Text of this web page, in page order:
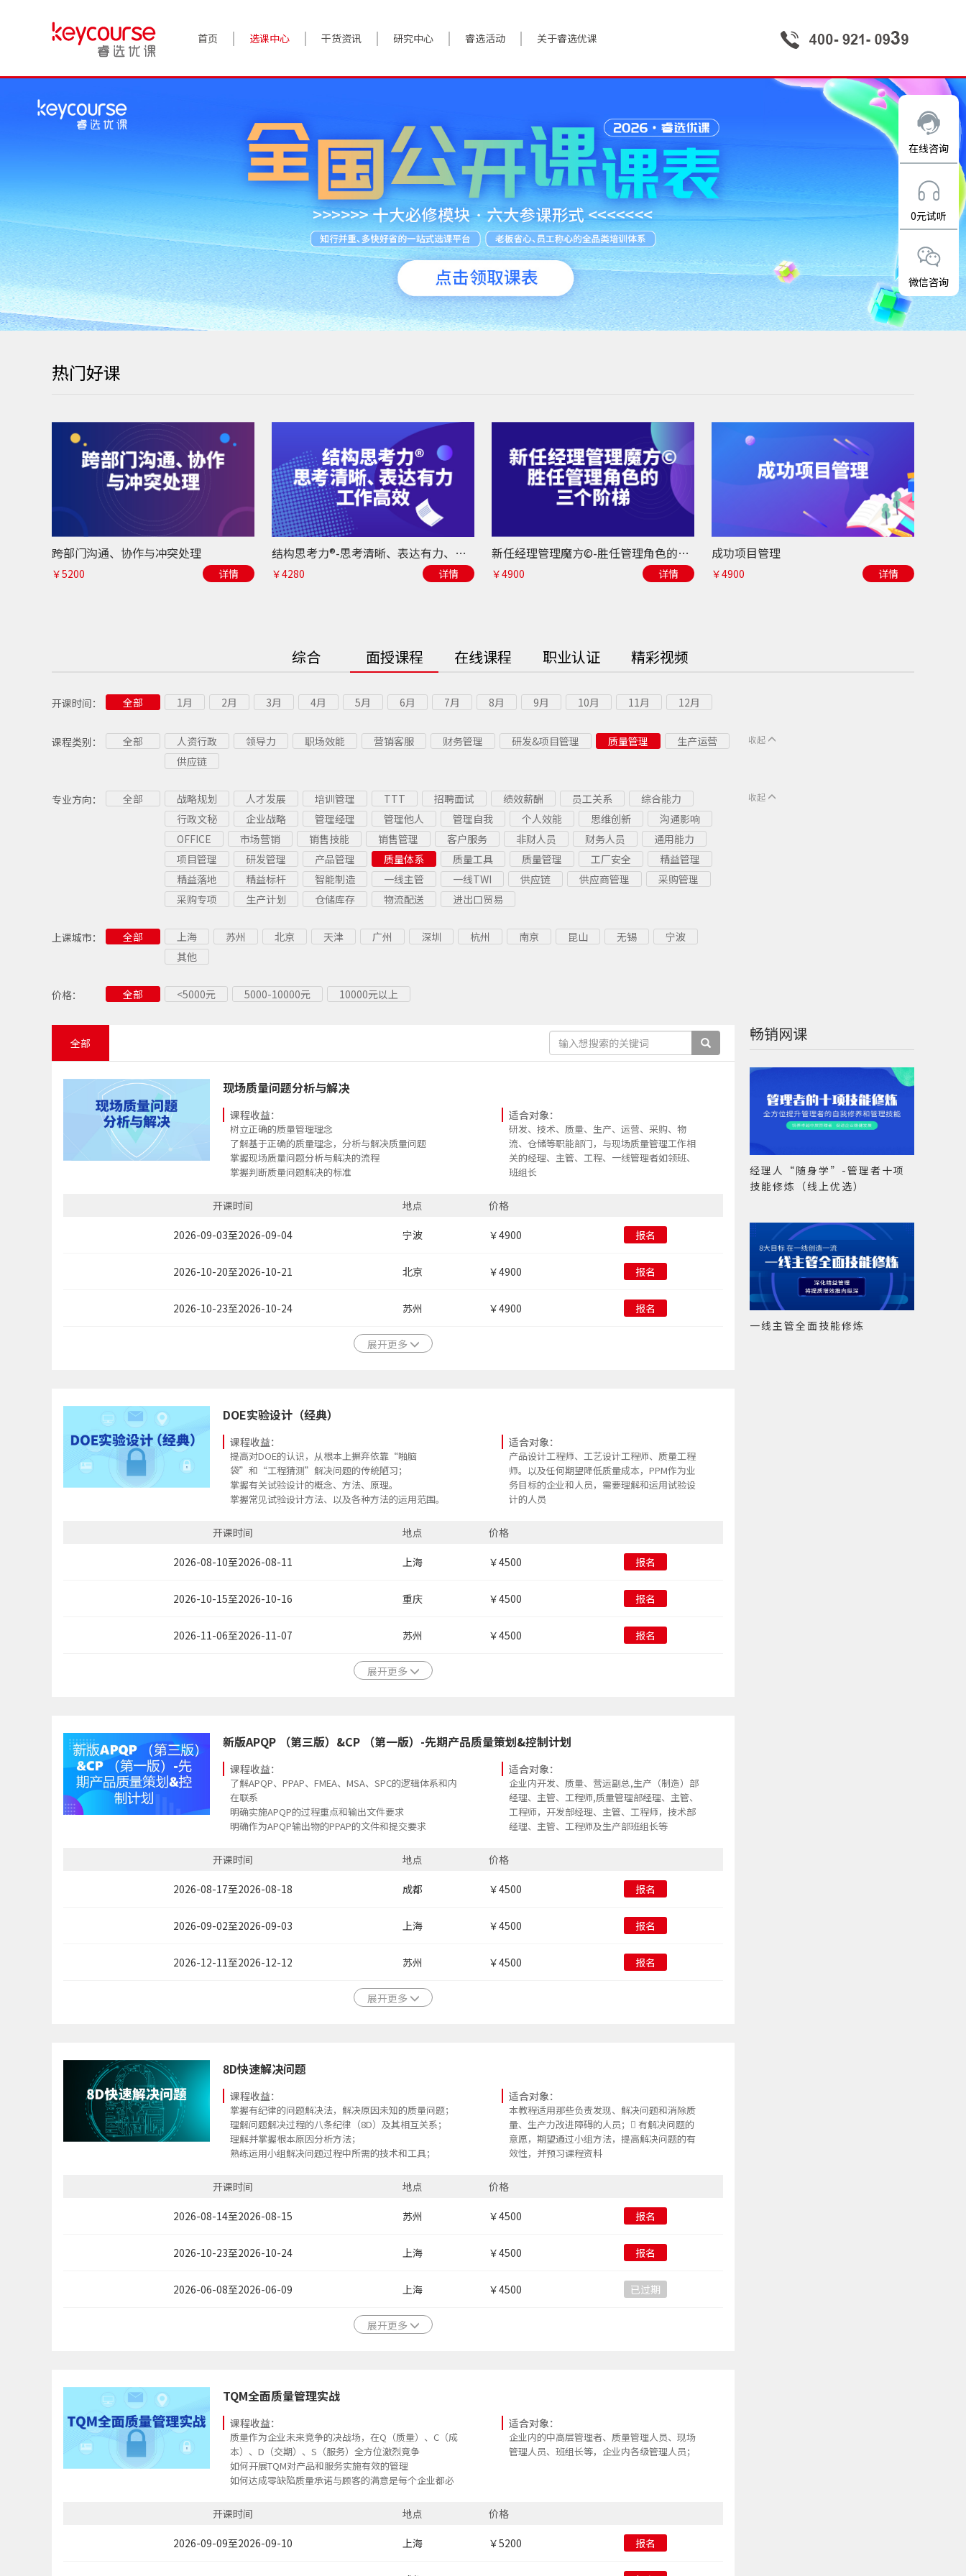
首页 选课中心 干货资讯
政策前沿
答疑精选
睿选视角
研究中心
研究报告
解决方案
数字化转型
睿选活动 关于睿选优课
在线咨询
0元试听
微信咨询
热门好课
跨部门沟通、协作与冲突处理
￥5200 详情
结构思考力®-思考清晰、表达有力、工作高效
￥4280 详情
新任经理管理魔方©-胜任管理角色的三个阶梯
￥4900 详情
成功项目管理
￥4900 详情
综合 面授课程 在线课程 职业认证 精彩视频
开课时间： 全部 1月 2月 3月 4月 5月 6月 7月 8月 9月 10月 11月 12月
课程类别： 全部 人资行政 领导力 职场效能 营销客服 财务管理 研发&项目管理 质量管理
生产运营
供应链
收起
专业方向： 全部 战略规划 人才发展 培训管理 TTT 招聘面试 绩效薪酬 员工关系
综合能力
行政文秘
企业战略 管理经理 管理他人 管理自我 个人效能 思维创新
沟通影响
OFFICE
市场营销 销售技能 销售管理 客户服务 非财人员 财务人员
通用能力
项目管理
研发管理 产品管理 质量体系 质量工具 质量管理 工厂安全
精益管理
精益落地
精益标杆 智能制造 一线主管 一线TWI 供应链 供应商管理
采购管理
采购专项
生产计划 仓储库存 物流配送 进出口贸易
收起
上课城市： 全部 上海 苏州 北京 天津 广州 深圳 杭州 南京 昆山 无锡
宁波
其他
价格： 全部 <5000元 5000-10000元 10000元以上
全部
现场质量问题分析与解决
课程收益：
树立正确的质量管理理念
了解基于正确的质量理念，分析与解决质量问题
掌握现场质量问题分析与解决的流程
掌握判断质量问题解决的标准
掌握正确判断问题分析的标准
掌握解决问题过程中各种投入的成本计算
适合对象：
研发、技术、质量、生产、运营、采购、物
流、仓储等职能部门，与现场质量管理工作相
关的经理、主管、工程、一线管理者如领班、
班组长
开课时间 地点 价格
2026-09-03至2026-09-04 宁波 ￥4900 报名
2026-10-20至2026-10-21 北京 ￥4900 报名
2026-10-23至2026-10-24 苏州 ￥4900 报名
展开更多
DOE实验设计（经典）
课程收益：
提高对DOE的认识，从根本上摒弃依靠“啪脑
袋”和“工程猜测”解决问题的传统陋习；
掌握有关试验设计的概念、方法、原理。
掌握常见试验设计方法、以及各种方法的运用范围。
各种方法。
适合对象：
产品设计工程师、工艺设计工程师、质量工程
师。以及任何期望降低质量成本，PPM作为业
务目标的企业和人员，需要理解和运用试验设
计的人员
开课时间 地点 价格
2026-08-10至2026-08-11 上海 ￥4500 报名
2026-10-15至2026-10-16 重庆 ￥4500 报名
2026-11-06至2026-11-07 苏州 ￥4500 报名
展开更多
新版APQP （第三版）&CP （第一版）-先期产品质量策划&控制计划
课程收益：
了解APQP、PPAP、FMEA、MSA、SPC的逻辑体系和内
在联系
明确实施APQP的过程重点和输出文件要求
明确作为APQP输出物的PPAP的文件和提交要求
适合对象：
企业内开发、质量、营运副总,生产（制造）部
经理、主管、工程师,质量管理部经理、主管、
工程师，开发部经理、主管、工程师，技术部
经理、主管、工程师及生产部班组长等
开课时间 地点 价格
2026-08-17至2026-08-18 成都 ￥4500 报名
2026-09-02至2026-09-03 上海 ￥4500 报名
2026-12-11至2026-12-12 苏州 ￥4500 报名
展开更多
8D快速解决问题
课程收益：
掌握有纪律的问题解决法，解决原因未知的质量问题；
理解问题解决过程的八条纪律（8D）及其相互关系；
理解并掌握根本原因分析方法；
熟练运用小组解决问题过程中所需的技术和工具；
满足各大主机厂对供应商解决质量问题的要求。
适合对象：
本教程适用那些负责发现、解决问题和消除质
量、生产力改进障碍的人员； 有解决问题的
意愿，期望通过小组方法，提高解决问题的有
效性，并预习课程资料
开课时间 地点 价格
2026-08-14至2026-08-15 苏州 ￥4500 报名
2026-10-23至2026-10-24 上海 ￥4500 报名
2026-06-08至2026-06-09 上海 ￥4500 已过期
展开更多
TQM全面质量管理实战
课程收益：
质量作为企业未来竞争的决战场，在Q（质量）、C（成
本）、D（交期）、S（服务）全方位激烈竞争
如何开展TQM对产品和服务实施有效的管理
如何达成零缺陷质量承诺与顾客的满意是每个企业都必
学会TQM推动过程，以全员参与质量文化作保证，通
通过先进的管理工具提升“物的品质、事的品质、人的
品质、环境的品质”为手段，最终实现 “零缺陷、感动
适合对象：
企业内的中高层管理者、质量管理人员、现场
管理人员、班组长等，企业内各级管理人员；
开课时间 地点 价格
2026-09-09至2026-09-10 上海 ￥5200 报名
畅销网课
经理人“随身学”-管理者十项
技能修炼（线上优选）
一线主管全面技能修炼